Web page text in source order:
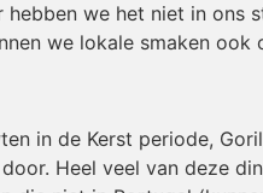
we het niet in ons
we lokale smaken ook
in de Kerst periode,
Heel veel van deze